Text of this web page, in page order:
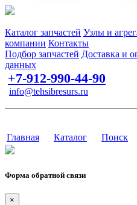
Каталог запчастей Узлы и
компании Контакты
Подбор запчастей Доставка и
данных
+7-912-990-44-90
info@tehsibresurs.ru
Главная Каталог Поиск
Форма обратной связи
×